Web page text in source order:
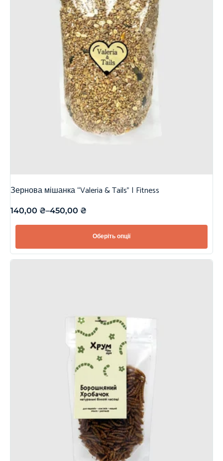
Зернова мішанка “Valeria & Tails” | Fitness
140,00 ₴–450,00 ₴
Оберіть опції